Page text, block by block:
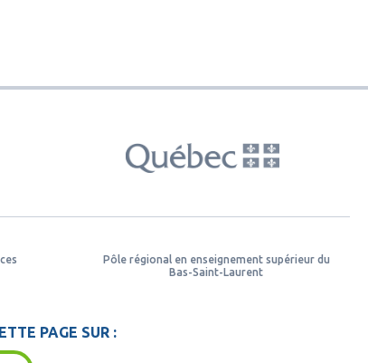
Pôle régional en enseignement supérieur du
Bas-Saint-Laurent
PAGE SUR :